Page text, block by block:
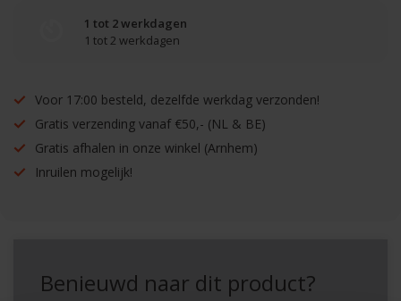
1 tot 2 werkdagen
1 tot 2 werkdagen
Voor 17:00 besteld, dezelfde werkdag verzonden!
Gratis verzending vanaf €50,- (NL & BE)
Gratis afhalen in onze winkel (Arnhem)
Inruilen mogelijk!
Benieuwd naar dit product?